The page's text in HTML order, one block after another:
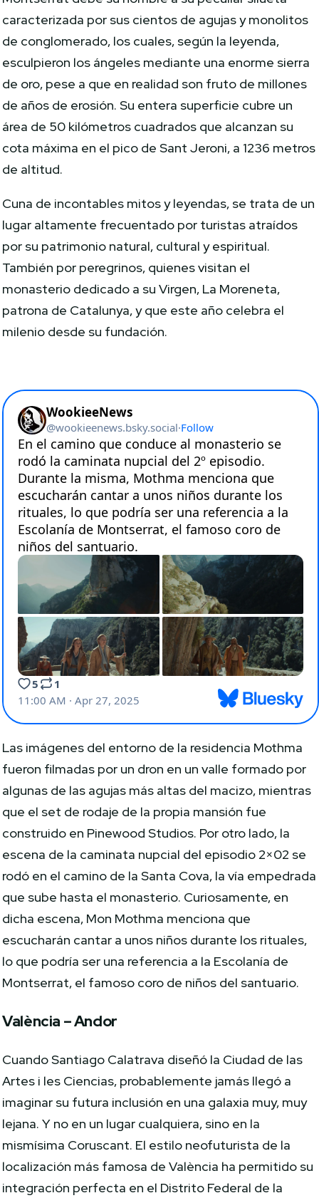
caracterizada por sus cientos de agujas y monolitos
de conglomerado, los cuales, según la leyenda,
esculpieron los ángeles mediante una enorme sierra
de oro, pese a que en realidad son fruto de millones
de años de erosión. Su entera superficie cubre un
área de 50 kilómetros cuadrados que alcanzan su
cota máxima en el pico de Sant Jeroni, a 1236 metros
de altitud.
Cuna de incontables mitos y leyendas, se trata de un
lugar altamente frecuentado por turistas atraídos
por su patrimonio natural, cultural y espiritual.
También por peregrinos, quienes visitan el
monasterio dedicado a su Virgen, La Moreneta,
patrona de Catalunya, y que este año celebra el
milenio desde su fundación.
Las imágenes del entorno de la residencia Mothma
fueron filmadas por un dron en un valle formado por
algunas de las agujas más altas del macizo, mientras
que el set de rodaje de la propia mansión fue
construido en Pinewood Studios. Por otro lado, la
escena de la caminata nupcial del episodio 2×02 se
rodó en el camino de la Santa Cova, la vía empedrada
que sube hasta el monasterio. Curiosamente, en
dicha escena, Mon Mothma menciona que
escucharán cantar a unos niños durante los rituales,
lo que podría ser una referencia a la Escolanía de
Montserrat, el famoso coro de niños del santuario.
València – Andor
Cuando Santiago Calatrava diseñó la Ciudad de las
Artes i les Ciencias, probablemente jamás llegó a
imaginar su futura inclusión en una galaxia muy, muy
lejana. Y no en un lugar cualquiera, sino en la
mismísima Coruscant. El estilo neofuturista de la
localización más famosa de València ha permitido su
integración perfecta en el Distrito Federal de la